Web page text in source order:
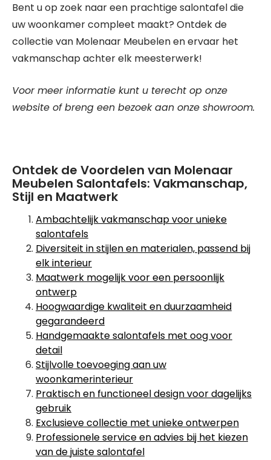
Bent u op zoek naar een prachtige salontafel die
uw woonkamer compleet maakt? Ontdek de
collectie van Molenaar Meubelen en ervaar het
vakmanschap achter elk meesterwerk!
Voor meer informatie kunt u terecht op onze
website of breng een bezoek aan onze showroom.
Ontdek de Voordelen van Molenaar
Meubelen Salontafels: Vakmanschap,
Stijl en Maatwerk
Ambachtelijk vakmanschap voor unieke
salontafels
Diversiteit in stijlen en materialen, passend bij
elk interieur
Maatwerk mogelijk voor een persoonlijk
ontwerp
Hoogwaardige kwaliteit en duurzaamheid
gegarandeerd
Handgemaakte salontafels met oog voor
detail
Stijlvolle toevoeging aan uw
woonkamerinterieur
Praktisch en functioneel design voor dagelijks
gebruik
Exclusieve collectie met unieke ontwerpen
Professionele service en advies bij het kiezen
van de juiste salontafel